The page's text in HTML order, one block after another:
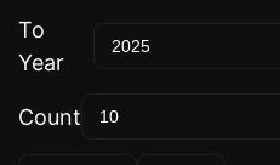
To
Year
Count